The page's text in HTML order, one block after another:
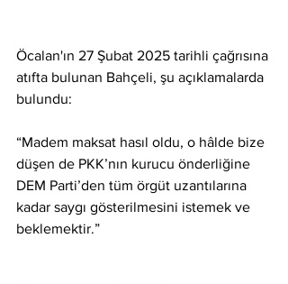
Öcalan'ın 27 Şubat 2025 tarihli çağrısına
atıfta bulunan Bahçeli, şu açıklamalarda
bulundu:
“Madem maksat hasıl oldu, o hâlde bize
düşen de PKK’nın kurucu önderliğine
DEM Parti’den tüm örgüt uzantılarına
kadar saygı gösterilmesini istemek ve
beklemektir.”